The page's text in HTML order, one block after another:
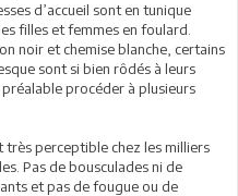
d’accueil sont en tunique
filles et femmes en foulard.
noir et chemise blanche, certains
sont si bien rôdés à leurs
procéder à plusieurs
très perceptible chez les milliers
Pas de bousculades ni de
et pas de fougue ou de